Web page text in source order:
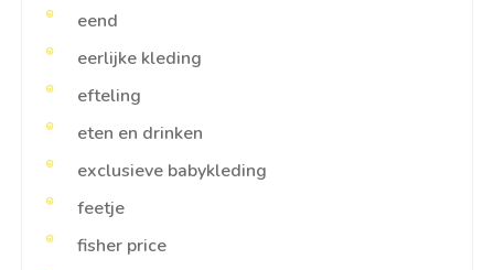
eend
eerlijke kleding
efteling
eten en drinken
exclusieve babykleding
feetje
fisher price